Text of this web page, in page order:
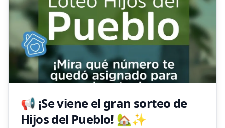
📢 ¡Se viene el gran sorteo de
Hijos del Pueblo! 🏡✨